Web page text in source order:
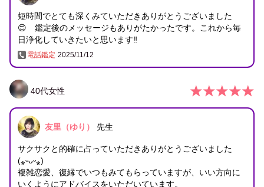
短時間でとても深くみていただきありがとうございました
😊 鑑定後のメッセージもありがたかったです。これから毎
電話鑑定 2025/11/12
40代女性
友里（ゆり） 先生
サクサクと的確に占っていただきありがとうございました
(⁎ᵕᴗᵕ⁎)
複雑恋愛、復縁でいつもみてもらっていますが、いい方向に
いくようにアドバイスをいただいています。